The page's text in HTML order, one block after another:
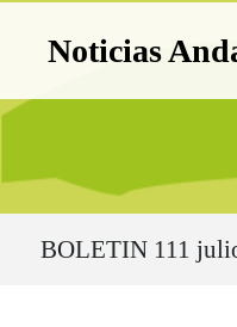
Boletín
Noticias
BOLETIN 111